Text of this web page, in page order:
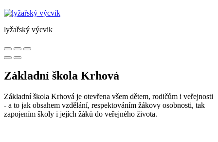
lyžařský výcvik
Základní škola Krhová
Základní škola Krhová je otevřena všem dětem, rodičům i veřejnosti
- a to jak obsahem vzdělání, respektováním žákovy osobnosti, tak
zapojením školy i jejích žáků do veřejného života.